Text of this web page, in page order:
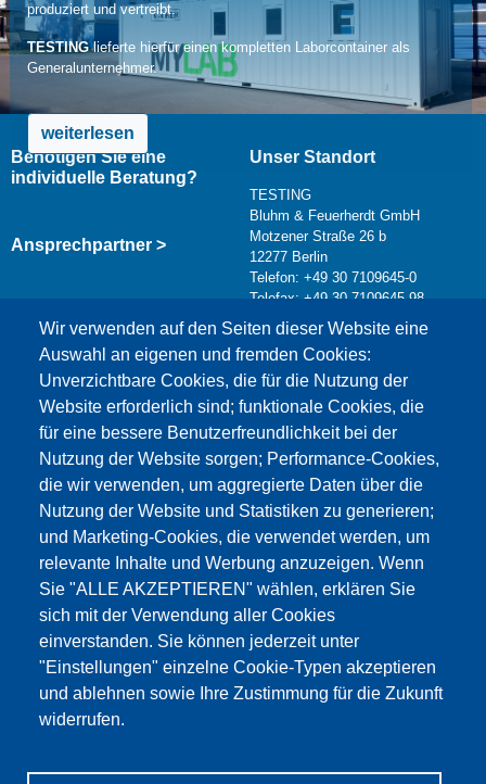
produziert und vertreibt.
TESTINGlieferte hierfür einen kompletten Laborcontainer als
Generalunternehmer.
weiterlesen
Wir verwenden auf den Seiten dieser Website eine
Auswahl an eigenen und fremden Cookies:
Unverzichtbare Cookies, die für die Nutzung der
Website erforderlich sind; funktionale Cookies, die
für eine bessere Benutzerfreundlichkeit bei der
Nutzung der Website sorgen; Performance-Cookies,
die wir verwenden, um aggregierte Daten über die
Nutzung der Website und Statistiken zu generieren;
und Marketing-Cookies, die verwendet werden, um
relevante Inhalte und Werbung anzuzeigen. Wenn
Sie "ALLE AKZEPTIEREN" wählen, erklären Sie
sich mit der Verwendung aller Cookies
einverstanden. Sie können jederzeit unter
"Einstellungen" einzelne Cookie-Typen akzeptieren
und ablehnen sowie Ihre Zustimmung für die Zukunft
widerrufen.
Benötigen Sie eine
individuelle Beratung?
Ansprechpartner >
Unser Standort
TESTING
Bluhm & Feuerherdt GmbH
Motzener Straße 26 b
12277 Berlin
Telefon: +49 30 7109645-0
Telefax: +49 30 7109645-98
info@testing.de
Dieser Inhalt ist blockiert, da die Google Maps
Cookies nicht akzeptiert wurden.
NUR DIE GOOGLE MAPS COOKIES
AKZEPTIEREN.
Alle Cookies akzeptieren